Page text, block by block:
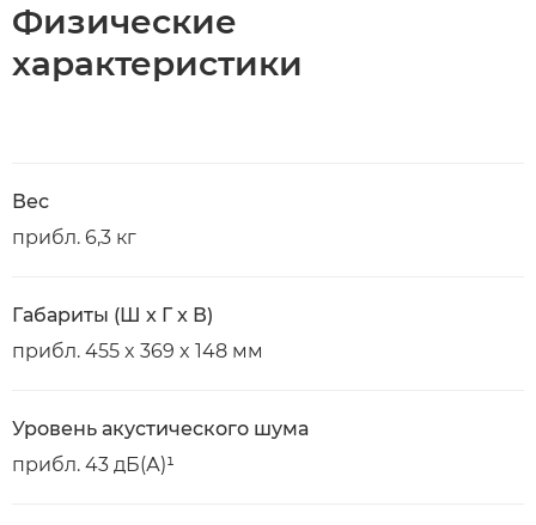
Физические
характеристики
Вес
прибл. 6,3 кг
Габариты (Ш x Г x В)
прибл. 455 x 369 x 148 мм
Уровень акустического шума
прибл. 43 дБ(А)¹